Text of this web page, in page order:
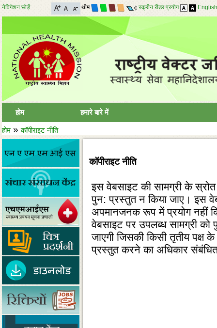
नेविगेशन छोड़ें थीम स्क्रीन रीडर प्रयोग English
होम हमारे बारे में
होम »कॉपीराइट नीति
कॉपीराइट नीति
इस वेबसाइट की सामग्री के
पुन: प्रस्‍तुत न किया जाए। इस
अपमानजनक रूप में प्रयोग नहीं
वेबसाइट पर उपलब्‍ध सामग्री को
जाएगी जिसकी किसी तृतीय पक्ष
प्रस्‍तुत करने का अधिकार संबंधित